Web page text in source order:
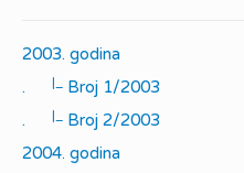
2003. godina
.
|_
Broj 1/2003
.
|_
Broj 2/2003
2004. godina